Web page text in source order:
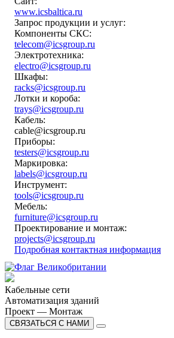
www.icsbaltica.ru
Запрос продукции и услуг:
Компоненты СКС:
telecom@icsgroup.ru
Электротехника:
electro@icsgroup.ru
Шкафы:
racks@icsgroup.ru
Лотки и короба:
trays@icsgroup.ru
Кабель:
cable@icsgroup.ru
Приборы:
testers@icsgroup.ru
Маркировка:
labels@icsgroup.ru
Инструмент:
tools@icsgroup.ru
Мебель:
furniture@icsgroup.ru
Проектирование и монтаж:
projects@icsgroup.ru
Подробная контактная информация
Кабельные сети
Автоматизация зданий
Проект — Монтаж
СВЯЗАТЬСЯ С НАМИ